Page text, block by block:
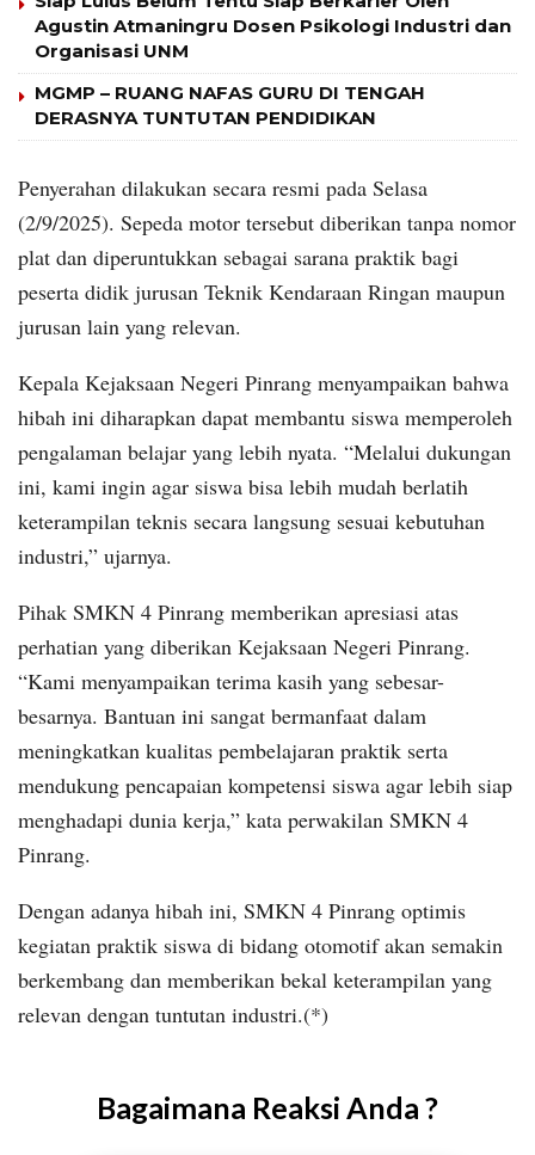
Agustin Atmaningru Dosen Psikologi Industri dan
Organisasi UNM
MGMP – RUANG NAFAS GURU DI TENGAH
DERASNYA TUNTUTAN PENDIDIKAN
Penyerahan dilakukan secara resmi pada Selasa
(2/9/2025). Sepeda motor tersebut diberikan tanpa nomor
plat dan diperuntukkan sebagai sarana praktik bagi
peserta didik jurusan Teknik Kendaraan Ringan maupun
jurusan lain yang relevan.
Kepala Kejaksaan Negeri Pinrang menyampaikan bahwa
hibah ini diharapkan dapat membantu siswa memperoleh
pengalaman belajar yang lebih nyata. “Melalui dukungan
ini, kami ingin agar siswa bisa lebih mudah berlatih
keterampilan teknis secara langsung sesuai kebutuhan
industri,” ujarnya.
Pihak SMKN 4 Pinrang memberikan apresiasi atas
perhatian yang diberikan Kejaksaan Negeri Pinrang.
“Kami menyampaikan terima kasih yang sebesar-
besarnya. Bantuan ini sangat bermanfaat dalam
meningkatkan kualitas pembelajaran praktik serta
mendukung pencapaian kompetensi siswa agar lebih siap
menghadapi dunia kerja,” kata perwakilan SMKN 4
Pinrang.
Dengan adanya hibah ini, SMKN 4 Pinrang optimis
kegiatan praktik siswa di bidang otomotif akan semakin
berkembang dan memberikan bekal keterampilan yang
relevan dengan tuntutan industri.(*)
Bagaimana Reaksi Anda ?